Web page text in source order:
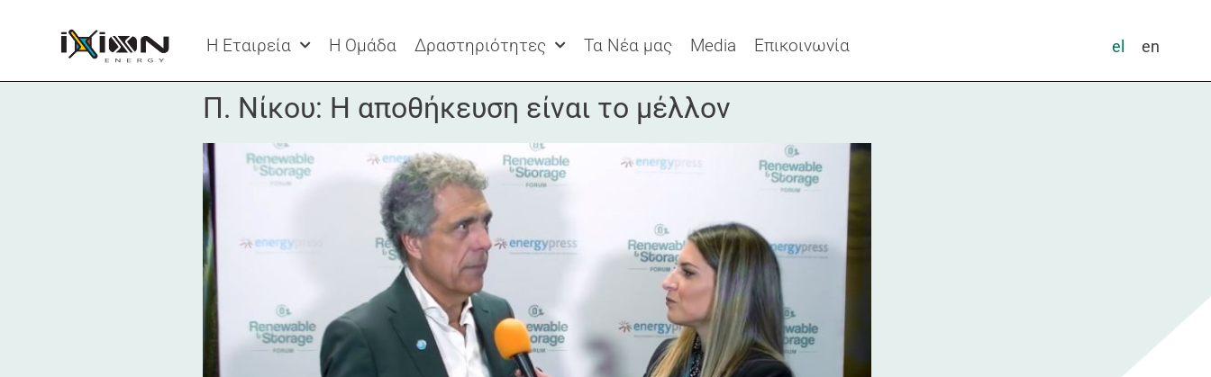
Η Εταιρεία Η Ομάδα Δραστηριότητες Τα Νέα μας Media Επικοινωνία el en
Π. Νίκου: Η αποθήκευση είναι το μέλλον